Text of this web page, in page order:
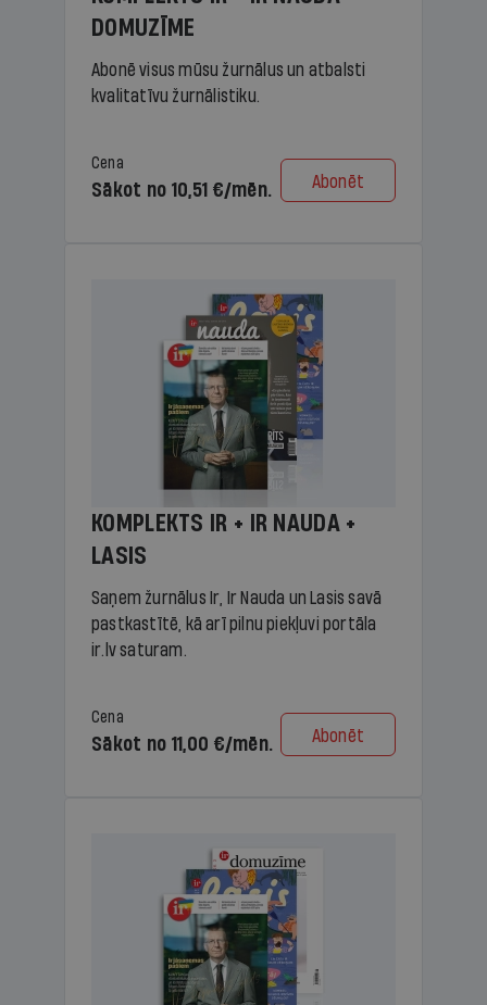
DOMUZĪME
Abonē visus mūsu žurnālus un atbalsti
kvalitatīvu žurnālistiku.
Cena
Sākot no 10,51 €/mēn. Abonēt
KOMPLEKTS IR + IR NAUDA +
LASIS
Saņem žurnālus Ir, Ir Nauda un Lasis savā
pastkastītē, kā arī pilnu piekļuvi portāla
ir.lv saturam.
Cena
Sākot no 11,00 €/mēn. Abonēt